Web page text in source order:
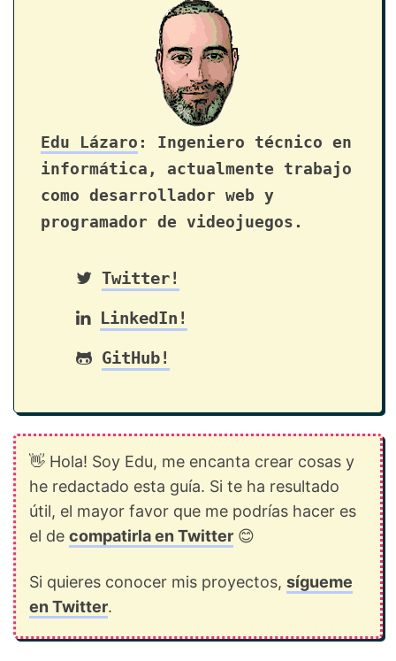
Edu Lázaro : Ingeniero técnico en
informática, actualmente trabajo
como desarrollador web y
programador de videojuegos.
Twitter!
LinkedIn!
GitHub!
👋 Hola! Soy Edu, me encanta crear cosas y
he redactado esta guía. Si te ha resultado
útil, el mayor favor que me podrías hacer es
el de compatirla en Twitter 😊
Si quieres conocer mis proyectos, sígueme
en Twitter.